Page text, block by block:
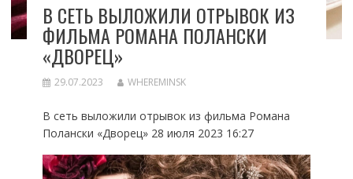
В СЕТЬ ВЫЛОЖИЛИ ОТРЫВОК ИЗ
ФИЛЬМА РОМАНА ПОЛАНСКИ
«ДВОРЕЦ»
29.07.2023 WHEREMINSK
В сеть выложили отрывок из фильма Романа
Полански «Дворец» 28 июля 2023 16:27